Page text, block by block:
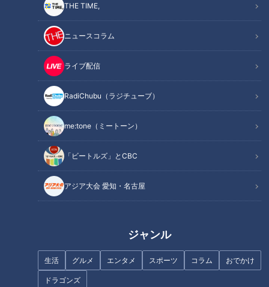
THE TIME,
ニュースコラム
ライブ配信
RadiChubu（ラジチューブ）
me:tone（ミートーン）
「ビートルズ」とCBC
アジア大会 愛知・名古屋
ジャンル
生活 グルメ エンタメ スポーツ コラム おでかけ
ドラゴンズ
記事に戻る
この記事を見たあなたへのおすすめ
【MBSコラボ】ウラオモテレビ
大好きすぎる柳沢アナテンショ
ンが爆上がり #みてちょてれび
治見工業高校』陶芸部
飛騨川の右岸に眠る“正体不明の
道”を調査！2つの素掘り隧道も
三重県内NO.1！松阪市の隠れた